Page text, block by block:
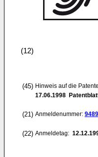
(12)
(45) Hinweis auf die
17.06.1998
(21) Anmeldenummer:
(22) Anmeldetag: